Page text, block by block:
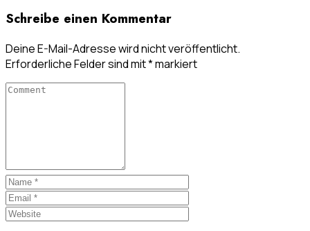
Schreibe einen Kommentar
Deine E-Mail-Adresse wird nicht veröffentlicht.
Erforderliche Felder sind mit*markiert